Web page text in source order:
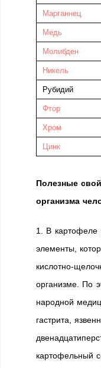
Марганнец
Медь
Молибден
Никель
Рубидий
Фтор
Хром
Цинк
Полезные
организма
1. В картофеле
элементы,
кислотно-
организме. По
народной
гастрита,
картофельный